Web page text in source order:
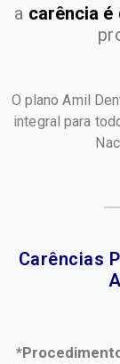
a carência é
O plano Amil
integral para
Carências